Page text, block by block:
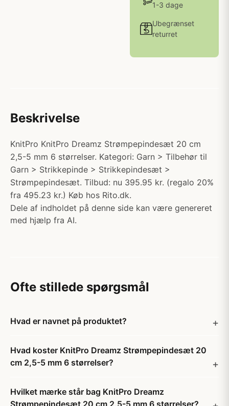
1-3 dage
Ubegrænset
returret
Beskrivelse
KnitPro KnitPro Dreamz Strømpepindesæt 20 cm
2,5-5 mm 6 størrelser. Kategori: Garn > Tilbehør til
Garn > Strikkepinde > Strikkepindesæt >
Strømpepindesæt. Tilbud: nu 395.95 kr. (regalo 20%
fra 495.23 kr.) Køb hos Rito.dk.
Dele af indholdet på denne side kan være genereret
med hjælp fra AI.
Ofte stillede spørgsmål
Hvad er navnet på produktet?
Hvad koster KnitPro Dreamz Strømpepindesæt 20
cm 2,5-5 mm 6 størrelser?
Hvilket mærke står bag KnitPro Dreamz
Strømpepindesæt 20 cm 2,5-5 mm 6 størrelser?